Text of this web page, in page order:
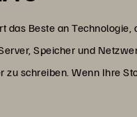
das Beste an
Speicher und
schreiben. Wenn Ihre